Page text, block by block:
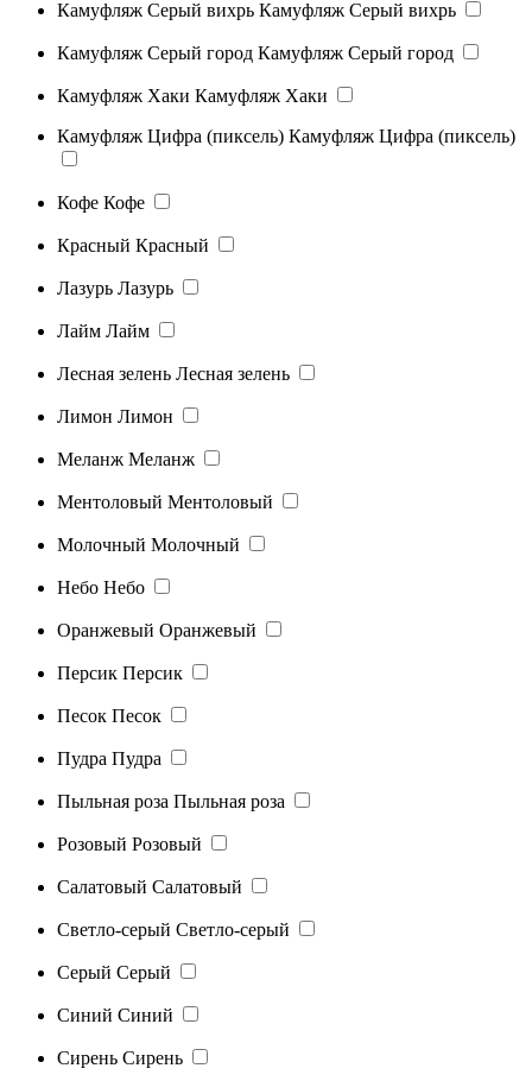
Камуфляж Серый вихрь Камуфляж Серый вихрь
Камуфляж Серый город Камуфляж Серый город
Камуфляж Хаки Камуфляж Хаки
Камуфляж Цифра (пиксель) Камуфляж Цифра (пиксель)
Кофе Кофе
Красный Красный
Лазурь Лазурь
Лайм Лайм
Лесная зелень Лесная зелень
Лимон Лимон
Меланж Меланж
Ментоловый Ментоловый
Молочный Молочный
Небо Небо
Оранжевый Оранжевый
Персик Персик
Песок Песок
Пудра Пудра
Пыльная роза Пыльная роза
Розовый Розовый
Салатовый Салатовый
Светло-серый Светло-серый
Серый Серый
Синий Синий
Сирень Сирень